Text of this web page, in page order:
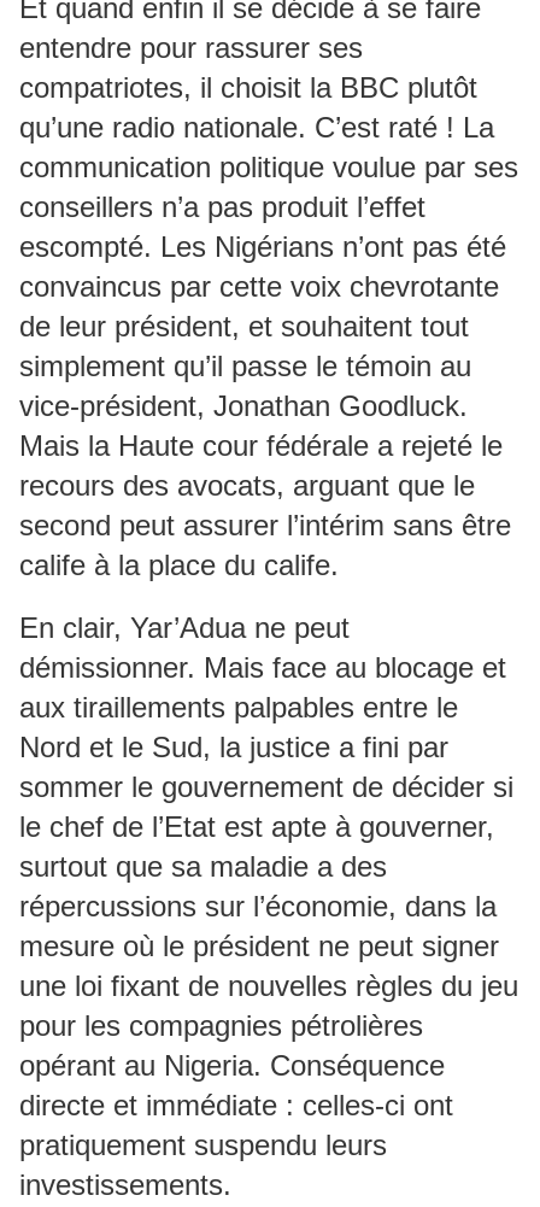
Et quand enfin il se décide à se faire
entendre pour rassurer ses
compatriotes, il choisit la BBC plutôt
qu’une radio nationale. C’est raté ! La
communication politique voulue par ses
conseillers n’a pas produit l’effet
escompté. Les Nigérians n’ont pas été
convaincus par cette voix chevrotante
de leur président, et souhaitent tout
simplement qu’il passe le témoin au
vice-président, Jonathan Goodluck.
Mais la Haute cour fédérale a rejeté le
recours des avocats, arguant que le
second peut assurer l’intérim sans être
calife à la place du calife.
En clair, Yar’Adua ne peut
démissionner. Mais face au blocage et
aux tiraillements palpables entre le
Nord et le Sud, la justice a fini par
sommer le gouvernement de décider si
le chef de l’Etat est apte à gouverner,
surtout que sa maladie a des
répercussions sur l’économie, dans la
mesure où le président ne peut signer
une loi fixant de nouvelles règles du jeu
pour les compagnies pétrolières
opérant au Nigeria. Conséquence
directe et immédiate : celles-ci ont
pratiquement suspendu leurs
investissements.